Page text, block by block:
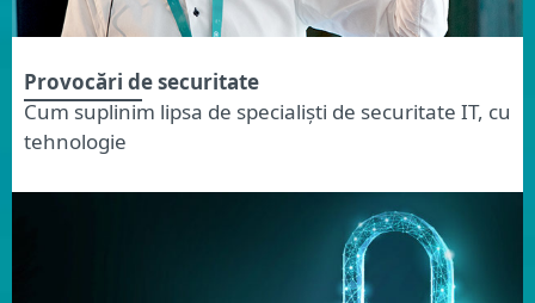
Provocări de securitate
Cum suplinim lipsa de specialiști de securitate IT, cu
tehnologie